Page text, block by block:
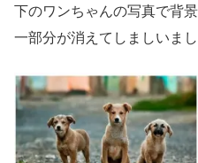
下のワンちゃんの写真で背
一部分が消えてしましいま